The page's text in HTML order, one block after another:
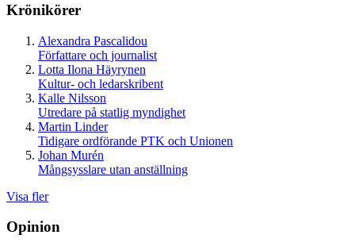
Krönikörer
Alexandra Pascalidou
Författare och journalist
Lotta Ilona Häyrynen
Kultur- och ledarskribent
Kalle Nilsson
Utredare på statlig myndighet
Martin Linder
Tidigare ordförande PTK och Unionen
Johan Murén
Mångsysslare utan anställning
Visa fler
Opinion